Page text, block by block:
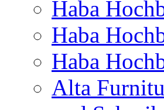
Haba
Haba
Haba
Alta